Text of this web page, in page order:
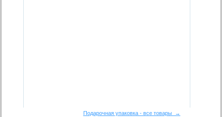
Подарочная упаковка - все товары →